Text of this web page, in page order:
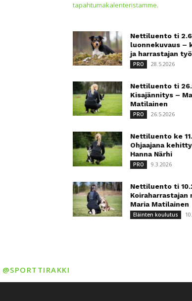
tapahtumakalenteristamme.
Nettiluento ti
luonnekuvaus –
ja harrastajan
PRO 28.5.2026
Nettiluento ti
Kisajännitys –
Matilainen
PRO 26.5.2026
Nettiluento ke
Ohjaajana
Hanna Närhi
PRO 9.3.2026
Nettiluento ti
Koiraharrastajan
Maria Matilainen
Eläinten koulutus
@SPORTTIRAKKI